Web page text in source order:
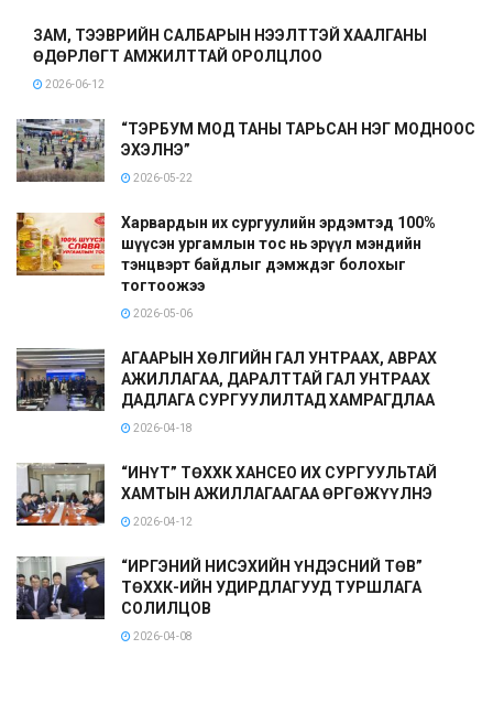
ЗАМ, ТЭЭВРИЙН САЛБАРЫН НЭЭЛТТЭЙ ХААЛГАНЫ
ӨДӨРЛӨГТ АМЖИЛТТАЙ ОРОЛЦЛОО
2026-06-12
“ТЭРБУМ МОД ТАНЫ ТАРЬСАН НЭГ МОДНООС
ЭХЭЛНЭ”
2026-05-22
Харвардын их сургуулийн эрдэмтэд 100%
шүүсэн ургамлын тос нь эрүүл мэндийн
тэнцвэрт байдлыг дэмждэг болохыг
тогтоожээ
2026-05-06
АГААРЫН ХӨЛГИЙН ГАЛ УНТРААХ, АВРАХ
АЖИЛЛАГАА, ДАРАЛТТАЙ ГАЛ УНТРААХ
ДАДЛАГА СУРГУУЛИЛТАД ХАМРАГДЛАА
2026-04-18
“ИНҮТ” ТӨХХК ХАНСЕО ИХ СУРГУУЛЬТАЙ
ХАМТЫН АЖИЛЛАГААГАА ӨРГӨЖҮҮЛНЭ
2026-04-12
“ИРГЭНИЙ НИСЭХИЙН ҮНДЭСНИЙ ТӨВ”
ТӨХХК-ИЙН УДИРДЛАГУУД ТУРШЛАГА
СОЛИЛЦОВ
2026-04-08